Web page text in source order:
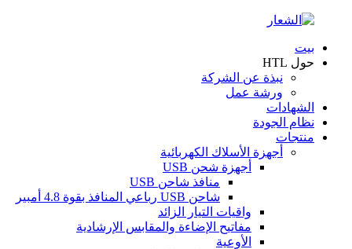
بيت
حول HTL
نبذة عن الشركة
ورشة عمل
الشهادات
نظام الجودة
منتجات
أجهزة الأسلاك الكهربائية
أجهزة شحن USB
منافذ شاحن USB
شاحن USB رباعي المنافذ بقوة 4.8 أمبير
واقيات التيار الزائد
مفاتيح الإضاءة والمقابس الإرشادية
الأوعية